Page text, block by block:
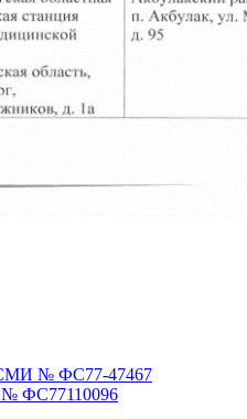
СМИ № ФС77-47467
ФС77110096